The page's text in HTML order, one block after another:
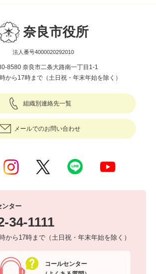
奈良市役所
法人番号4000020292010
8580 奈良市二条大路南一丁目1-1
から17時まで（土日祝・年末年始を除く）
組織別連絡先一覧
メールでのお問い合わせ
ンター
34-1111
から17時まで（土日祝・年末年始を除く）
コールセンター